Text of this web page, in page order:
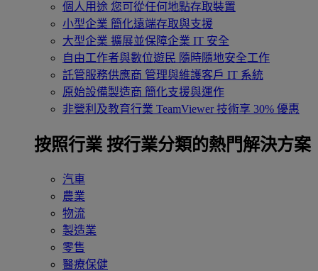
個人用途 您可從任何地點存取裝置
小型企業 簡化遠端存取與支援
大型企業 擴展並保障企業 IT 安全
自由工作者與數位遊民 隨時隨地安全工作
託管服務供應商 管理與維護客戶 IT 系統
原始設備製造商 簡化支援與運作
非營利及教育行業 TeamViewer 技術享 30% 優惠
按照行業 按行業分類的熱門解決方案
汽車
農業
物流
製造業
零售
醫療保健